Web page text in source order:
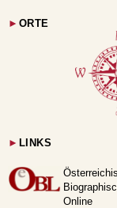
► ORTE
► LINKS
Online